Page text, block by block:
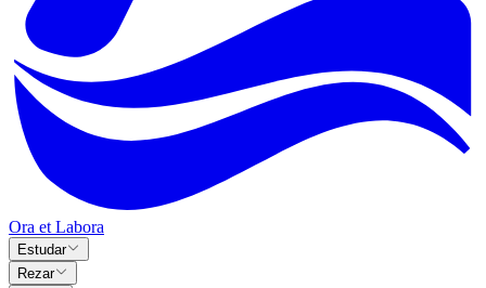
Ora et Labora
Estudar
Rezar